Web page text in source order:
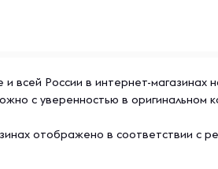
всей России в интернет-
с уверенностью в оригинальном
отображено в соответствии с